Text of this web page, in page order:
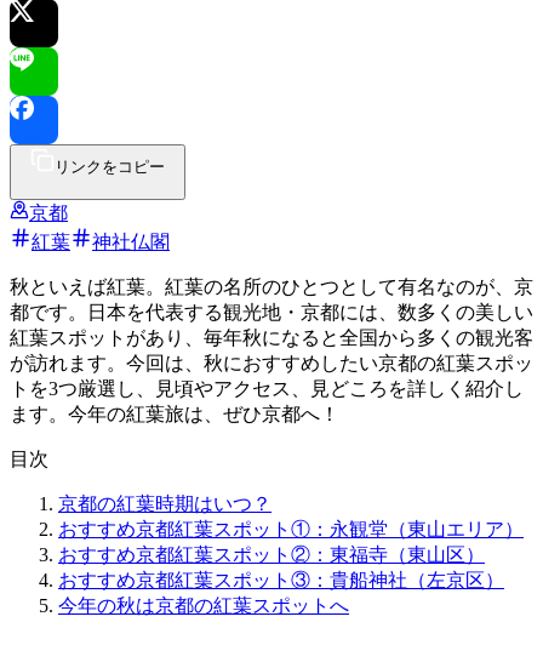
リンクをコピー
京都
紅葉
神社仏閣
秋といえば紅葉。紅葉の名所のひとつとして有名なのが、京
都です。日本を代表する観光地・京都には、数多くの美しい
紅葉スポットがあり、毎年秋になると全国から多くの観光客
が訪れます。今回は、秋におすすめしたい京都の紅葉スポッ
トを3つ厳選し、見頃やアクセス、見どころを詳しく紹介し
ます。今年の紅葉旅は、ぜひ京都へ！
目次
京都の紅葉時期はいつ？
おすすめ京都紅葉スポット①：永観堂（東山エリア）
おすすめ京都紅葉スポット②：東福寺（東山区）
おすすめ京都紅葉スポット③：貴船神社（左京区）
今年の秋は京都の紅葉スポットへ